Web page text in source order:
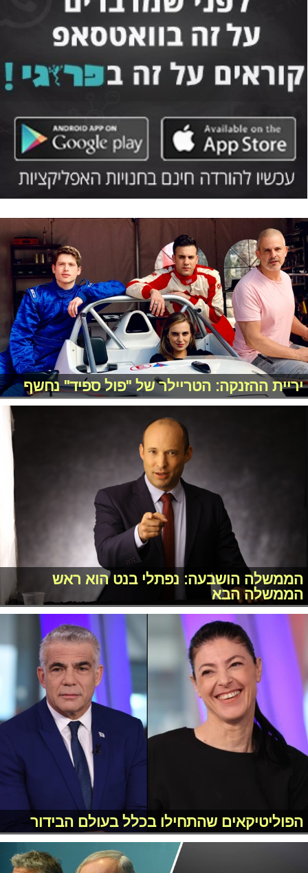
יריית ההזנקה: הטריילר של "פול ספיד" נחשף
הממשלה הושבעה: נפתלי בנט הוא ראש
הממשלה הבא
הפוליטיקאים שהתחילו בכלל בעולם הבידור